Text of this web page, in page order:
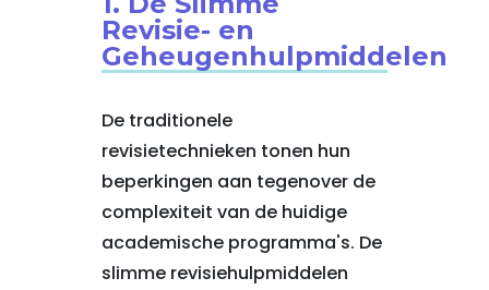
Revisie- en
Geheugenhulpmiddelen
De traditionele
revisietechnieken tonen hun
beperkingen aan tegenover de
complexiteit van de huidige
academische programma's. De
slimme revisiehulpmiddelen